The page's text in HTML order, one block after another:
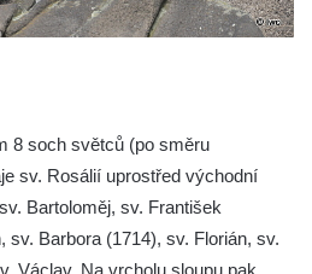
u hřbitova v
Bolestné
v Místě
8 soch světců (po směru
sv. Rosálií uprostřed východní
Bartoloměj, sv. František
sv. Barbora (1714), sv. Florián, sv.
Václav. Na vrcholu sloupu pak